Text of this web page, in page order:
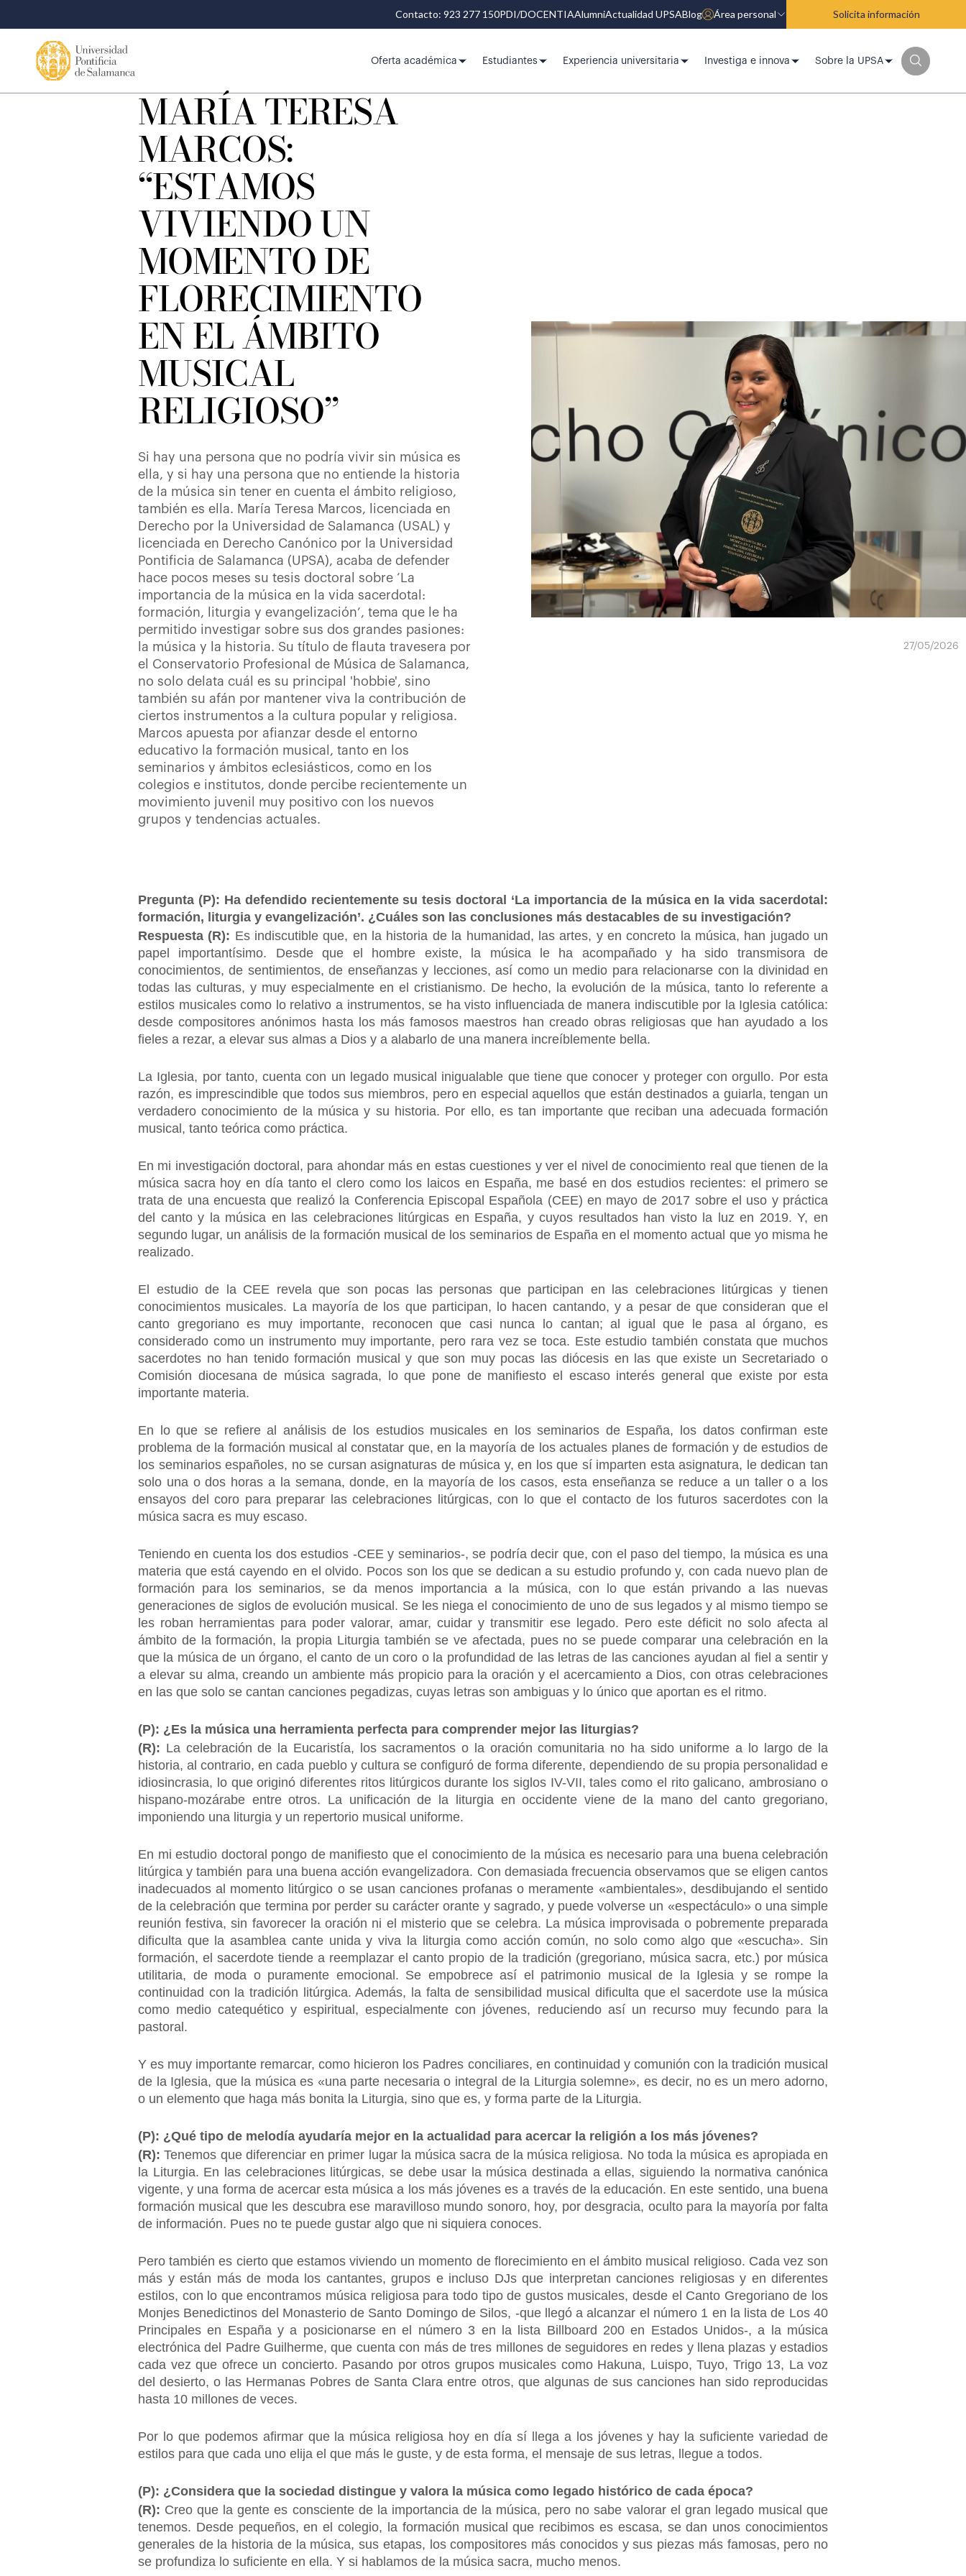
Contacto: 923 277 150PDI/DOCENTIAAlumniActualidad UPSABlog Área personal Solicita información
Oferta académica Estudiantes Experiencia universitaria Investiga e innova Sobre la UPSA
MARÍA TERESA
MARCOS:
“ESTAMOS
VIVIENDO UN
MOMENTO DE
FLORECIMIENTO
EN EL ÁMBITO
MUSICAL
RELIGIOSO”
Si hay una persona que no podría vivir sin música es
ella, y si hay una persona que no entiende la historia
de la música sin tener en cuenta el ámbito religioso,
también es ella. María Teresa Marcos, licenciada en
Derecho por la Universidad de Salamanca (USAL) y
licenciada en Derecho Canónico por la Universidad
Pontificia de Salamanca (UPSA), acaba de defender
hace pocos meses su tesis doctoral sobre ‘La
importancia de la música en la vida sacerdotal:
formación, liturgia y evangelización’, tema que le ha
permitido investigar sobre sus dos grandes pasiones:
la música y la historia. Su título de flauta travesera por
el Conservatorio Profesional de Música de Salamanca,
no solo delata cuál es su principal 'hobbie', sino
también su afán por mantener viva la contribución de
ciertos instrumentos a la cultura popular y religiosa.
Marcos apuesta por afianzar desde el entorno
educativo la formación musical, tanto en los
seminarios y ámbitos eclesiásticos, como en los
colegios e institutos, donde percibe recientemente un
movimiento juvenil muy positivo con los nuevos
grupos y tendencias actuales.
27/05/2026
Pregunta (P): Ha defendido recientemente su tesis doctoral ‘La importancia de la música en la vida sacerdotal:
formación, liturgia y evangelización’. ¿Cuáles son las conclusiones más destacables de su investigación?
Respuesta (R): Es indiscutible que, en la historia de la humanidad, las artes, y en concreto la música, han jugado un
papel importantísimo. Desde que el hombre existe, la música le ha acompañado y ha sido transmisora de
conocimientos, de sentimientos, de enseñanzas y lecciones, así como un medio para relacionarse con la divinidad en
todas las culturas, y muy especialmente en el cristianismo. De hecho, la evolución de la música, tanto lo referente a
estilos musicales como lo relativo a instrumentos, se ha visto influenciada de manera indiscutible por la Iglesia católica:
desde compositores anónimos hasta los más famosos maestros han creado obras religiosas que han ayudado a los
fieles a rezar, a elevar sus almas a Dios y a alabarlo de una manera increíblemente bella.
La Iglesia, por tanto, cuenta con un legado musical inigualable que tiene que conocer y proteger con orgullo. Por esta
razón, es imprescindible que todos sus miembros, pero en especial aquellos que están destinados a guiarla, tengan un
verdadero conocimiento de la música y su historia. Por ello, es tan importante que reciban una adecuada formación
musical, tanto teórica como práctica.
En mi investigación doctoral, para ahondar más en estas cuestiones y ver el nivel de conocimiento real que tienen de la
música sacra hoy en día tanto el clero como los laicos en España, me basé en dos estudios recientes: el primero se
trata de una encuesta que realizó la Conferencia Episcopal Española (CEE) en mayo de 2017 sobre el uso y práctica
del canto y la música en las celebraciones litúrgicas en España, y cuyos resultados han visto la luz en 2019. Y, en
segundo lugar, un análisis de la formación musical de los seminarios de España en el momento actual que yo misma he
realizado.
El estudio de la CEE revela que son pocas las personas que participan en las celebraciones litúrgicas y tienen
conocimientos musicales. La mayoría de los que participan, lo hacen cantando, y a pesar de que consideran que el
canto gregoriano es muy importante, reconocen que casi nunca lo cantan; al igual que le pasa al órgano, es
considerado como un instrumento muy importante, pero rara vez se toca. Este estudio también constata que muchos
sacerdotes no han tenido formación musical y que son muy pocas las diócesis en las que existe un Secretariado o
Comisión diocesana de música sagrada, lo que pone de manifiesto el escaso interés general que existe por esta
importante materia.
En lo que se refiere al análisis de los estudios musicales en los seminarios de España, los datos confirman este
problema de la formación musical al constatar que, en la mayoría de los actuales planes de formación y de estudios de
los seminarios españoles, no se cursan asignaturas de música y, en los que sí imparten esta asignatura, le dedican tan
solo una o dos horas a la semana, donde, en la mayoría de los casos, esta enseñanza se reduce a un taller o a los
ensayos del coro para preparar las celebraciones litúrgicas, con lo que el contacto de los futuros sacerdotes con la
música sacra es muy escaso.
Teniendo en cuenta los dos estudios -CEE y seminarios-, se podría decir que, con el paso del tiempo, la música es una
materia que está cayendo en el olvido. Pocos son los que se dedican a su estudio profundo y, con cada nuevo plan de
formación para los seminarios, se da menos importancia a la música, con lo que están privando a las nuevas
generaciones de siglos de evolución musical. Se les niega el conocimiento de uno de sus legados y al mismo tiempo se
les roban herramientas para poder valorar, amar, cuidar y transmitir ese legado. Pero este déficit no solo afecta al
ámbito de la formación, la propia Liturgia también se ve afectada, pues no se puede comparar una celebración en la
que la música de un órgano, el canto de un coro o la profundidad de las letras de las canciones ayudan al fiel a sentir y
a elevar su alma, creando un ambiente más propicio para la oración y el acercamiento a Dios, con otras celebraciones
en las que solo se cantan canciones pegadizas, cuyas letras son ambiguas y lo único que aportan es el ritmo.
(P): ¿Es la música una herramienta perfecta para comprender mejor las liturgias?
(R): La celebración de la Eucaristía, los sacramentos o la oración comunitaria no ha sido uniforme a lo largo de la
historia, al contrario, en cada pueblo y cultura se configuró de forma diferente, dependiendo de su propia personalidad e
idiosincrasia, lo que originó diferentes ritos litúrgicos durante los siglos IV-VII, tales como el rito galicano, ambrosiano o
hispano-mozárabe entre otros. La unificación de la liturgia en occidente viene de la mano del canto gregoriano,
imponiendo una liturgia y un repertorio musical uniforme.
En mi estudio doctoral pongo de manifiesto que el conocimiento de la música es necesario para una buena celebración
litúrgica y también para una buena acción evangelizadora. Con demasiada frecuencia observamos que se eligen cantos
inadecuados al momento litúrgico o se usan canciones profanas o meramente «ambientales», desdibujando el sentido
de la celebración que termina por perder su carácter orante y sagrado, y puede volverse un «espectáculo» o una simple
reunión festiva, sin favorecer la oración ni el misterio que se celebra. La música improvisada o pobremente preparada
dificulta que la asamblea cante unida y viva la liturgia como acción común, no solo como algo que «escucha». Sin
formación, el sacerdote tiende a reemplazar el canto propio de la tradición (gregoriano, música sacra, etc.) por música
utilitaria, de moda o puramente emocional. Se empobrece así el patrimonio musical de la Iglesia y se rompe la
continuidad con la tradición litúrgica. Además, la falta de sensibilidad musical dificulta que el sacerdote use la música
como medio catequético y espiritual, especialmente con jóvenes, reduciendo así un recurso muy fecundo para la
pastoral.
Y es muy importante remarcar, como hicieron los Padres conciliares, en continuidad y comunión con la tradición musical
de la Iglesia, que la música es «una parte necesaria o integral de la Liturgia solemne», es decir, no es un mero adorno,
o un elemento que haga más bonita la Liturgia, sino que es, y forma parte de la Liturgia.
(P): ¿Qué tipo de melodía ayudaría mejor en la actualidad para acercar la religión a los más jóvenes?
(R):Tenemos que diferenciar en primer lugar la música sacra de la música religiosa. No toda la música es apropiada en
la Liturgia. En las celebraciones litúrgicas, se debe usar la música destinada a ellas, siguiendo la normativa canónica
vigente, y una forma de acercar esta música a los más jóvenes es a través de la educación. En este sentido, una buena
formación musical que les descubra ese maravilloso mundo sonoro, hoy, por desgracia, oculto para la mayoría por falta
de información. Pues no te puede gustar algo que ni siquiera conoces.
Pero también es cierto que estamos viviendo un momento de florecimiento en el ámbito musical religioso. Cada vez son
más y están más de moda los cantantes, grupos e incluso DJs que interpretan canciones religiosas y en diferentes
estilos, con lo que encontramos música religiosa para todo tipo de gustos musicales, desde el Canto Gregoriano de los
Monjes Benedictinos del Monasterio de Santo Domingo de Silos, -que llegó a alcanzar el número 1 en la lista de Los 40
Principales en España y a posicionarse en el número 3 en la lista Billboard 200 en Estados Unidos-, a la música
electrónica del Padre Guilherme, que cuenta con más de tres millones de seguidores en redes y llena plazas y estadios
cada vez que ofrece un concierto. Pasando por otros grupos musicales como Hakuna, Luispo, Tuyo, Trigo 13, La voz
del desierto, o las Hermanas Pobres de Santa Clara entre otros, que algunas de sus canciones han sido reproducidas
hasta 10 millones de veces.
Por lo que podemos afirmar que la música religiosa hoy en día sí llega a los jóvenes y hay la suficiente variedad de
estilos para que cada uno elija el que más le guste, y de esta forma, el mensaje de sus letras, llegue a todos.
(P): ¿Considera que la sociedad distingue y valora la música como legado histórico de cada época?
(R): Creo que la gente es consciente de la importancia de la música, pero no sabe valorar el gran legado musical que
tenemos. Desde pequeños, en el colegio, la formación musical que recibimos es escasa, se dan unos conocimientos
generales de la historia de la música, sus etapas, los compositores más conocidos y sus piezas más famosas, pero no
se profundiza lo suficiente en ella. Y si hablamos de la música sacra, mucho menos.